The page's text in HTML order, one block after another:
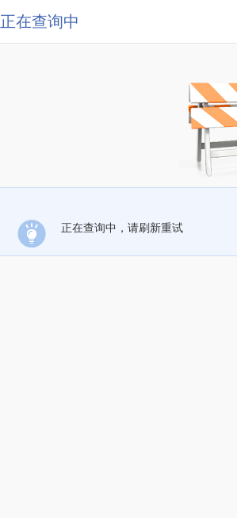
正在查询中
正在查询中，请刷新重试